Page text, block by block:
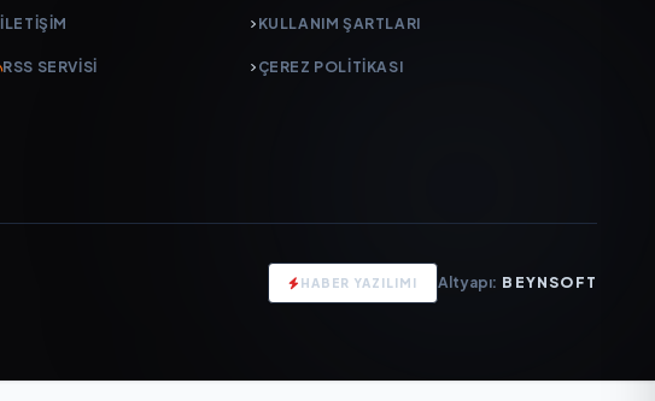
İLETIŞIM
RSS SERVISI
KULLANIM ŞARTLARI
ÇEREZ POLITIKASI
HABER YAZILIMI Altyapı: BEYNSOFT